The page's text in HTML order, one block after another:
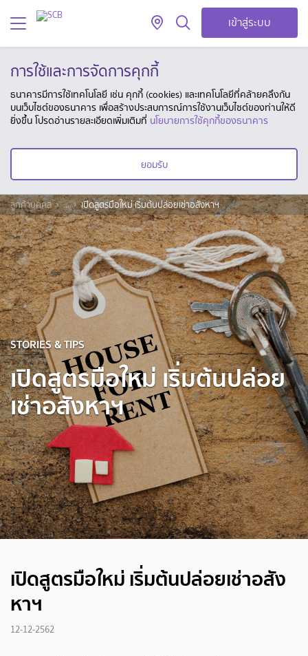
เข้าสู่ระบบ
การใช้และการจัดการคุกกี้
ธนาคารมีการใช้เทคโนโลยี เช่น คุกกี้ (cookies) และเทคโนโลยีที่คล้ายคลึงกัน
บนเว็บไซต์ของธนาคาร เพื่อสร้างประสบการณ์การใช้งานเว็บไซต์ของท่านให้ดี
ยิ่งขึ้น โปรดอ่านรายละเอียดเพิ่มเติมที่ นโยบายการใช้คุกกี้ของธนาคาร
ยอมรับ
ลูกค้าบุคคล ... เปิดสูตรมือใหม่ เริ่มต้นปล่อยเช่าอสังหาฯ
STORIES & TIPS
เปิดสูตรมือใหม่ เริ่มต้นปล่อย
เช่าอสังหาฯ
เปิดสูตรมือใหม่ เริ่มต้นปล่อยเช่าอสัง
หาฯ
12-12-2562